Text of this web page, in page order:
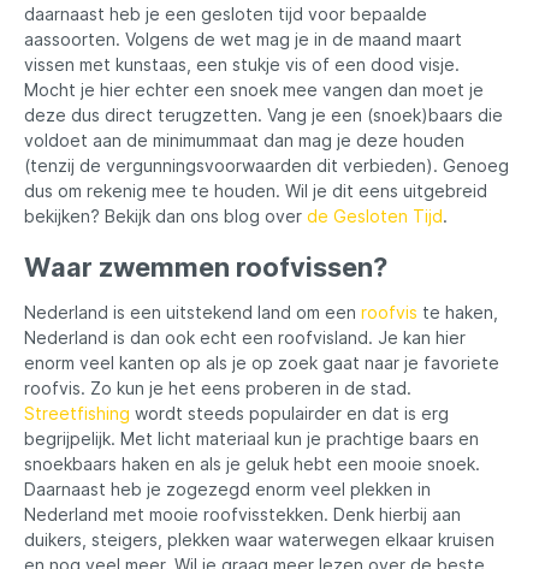
daarnaast heb je een gesloten tijd voor bepaalde
aassoorten. Volgens de wet mag je in de maand maart
vissen met kunstaas, een stukje vis of een dood visje.
Mocht je hier echter een snoek mee vangen dan moet je
deze dus direct terugzetten. Vang je een (snoek)baars die
voldoet aan de minimummaat dan mag je deze houden
(tenzij de vergunningsvoorwaarden dit verbieden). Genoeg
dus om rekenig mee te houden. Wil je dit eens uitgebreid
bekijken? Bekijk dan ons blog over de Gesloten Tijd.
Waar zwemmen roofvissen?
Nederland is een uitstekend land om een roofvis te haken,
Nederland is dan ook echt een roofvisland. Je kan hier
enorm veel kanten op als je op zoek gaat naar je favoriete
roofvis. Zo kun je het eens proberen in de stad.
Streetfishing wordt steeds populairder en dat is erg
begrijpelijk. Met licht materiaal kun je prachtige baars en
snoekbaars haken en als je geluk hebt een mooie snoek.
Daarnaast heb je zogezegd enorm veel plekken in
Nederland met mooie roofvisstekken. Denk hierbij aan
duikers, steigers, plekken waar waterwegen elkaar kruisen
en nog veel meer. Wil je graag meer lezen over de beste